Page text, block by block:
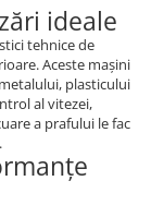
ideale
tehnice de
Aceste mașini
plasticului
al vitezei,
a prafului le fac